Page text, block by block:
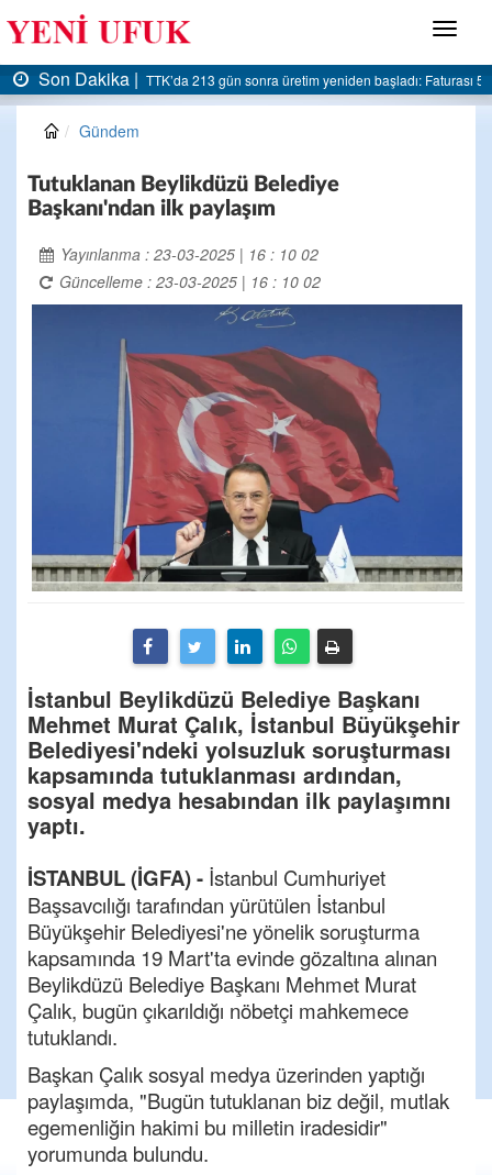
Menü
5 milyar liraya dayandı
Son Dakika |AK Parti Ereğli İlçe Başkanlığı’ndan belediyeye
Gündem
Tutuklanan Beylikdüzü Belediye
Başkanı'ndan ilk paylaşım
Yayınlanma : 23-03-2025 | 16 : 10 02
Güncelleme : 23-03-2025 | 16 : 10 02
İstanbul Beylikdüzü Belediye Başkanı
Mehmet Murat Çalık, İstanbul Büyükşehir
Belediyesi'ndeki yolsuzluk soruşturması
kapsamında tutuklanması ardından,
sosyal medya hesabından ilk paylaşımnı
yaptı.
İSTANBUL (İGFA) - İstanbul Cumhuriyet
Başsavcılığı tarafından yürütülen İstanbul
Büyükşehir Belediyesi'ne yönelik soruşturma
kapsamında 19 Mart'ta evinde gözaltına alınan
Beylikdüzü Belediye Başkanı Mehmet Murat
Çalık, bugün çıkarıldığı nöbetçi mahkemece
tutuklandı.
Başkan Çalık sosyal medya üzerinden yaptığı
paylaşımda, "Bugün tutuklanan biz değil, mutlak
egemenliğin hakimi bu milletin iradesidir"
yorumunda bulundu.